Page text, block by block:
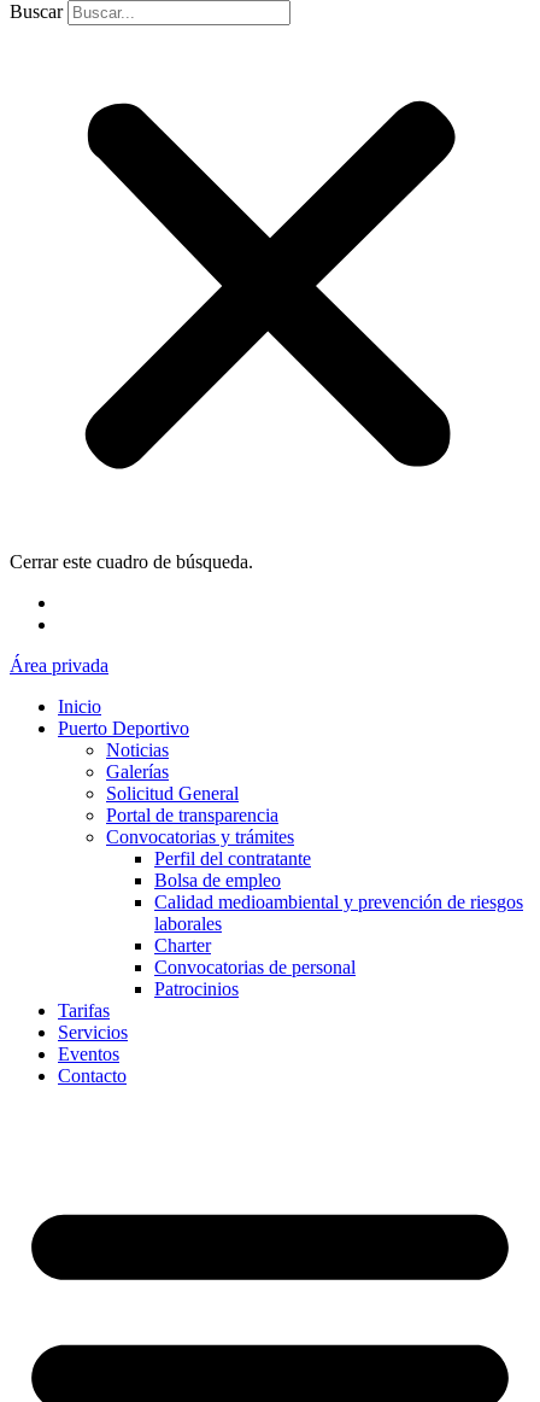
Buscar
Cerrar este cuadro de búsqueda.
Área privada
Inicio
Puerto Deportivo
Noticias
Galerías
Solicitud General
Portal de transparencia
Convocatorias y trámites
Perfil del contratante
Bolsa de empleo
Calidad medioambiental y prevención de riesgos
laborales
Charter
Convocatorias de personal
Patrocinios
Tarifas
Servicios
Eventos
Contacto